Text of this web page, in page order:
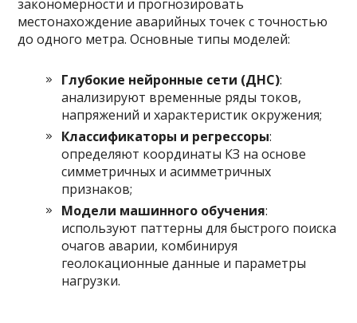
закономерности и прогнозировать
местонахождение аварийных точек с точностью
до одного метра. Основные типы моделей:
Глубокие нейронные сети (ДНС):
анализируют временные ряды токов,
напряжений и характеристик окружения;
Классификаторы и регрессоры:
определяют координаты КЗ на основе
симметричных и асимметричных
признаков;
Модели машинного обучения:
используют паттерны для быстрого поиска
очагов аварии, комбинируя
геолокационные данные и параметры
нагрузки.